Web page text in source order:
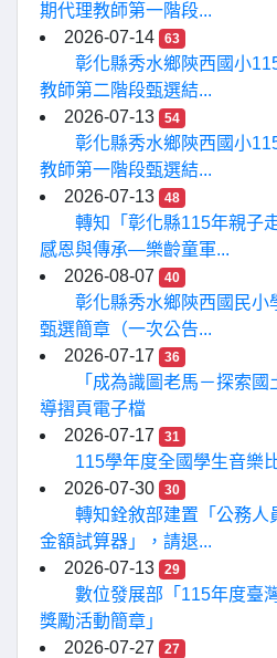
期代理教師第一階段...
2026-07-14
63
彰化縣秀水鄉陝西國小
教師第二階段甄選結...
2026-07-13
54
彰化縣秀水鄉陝西國小
教師第一階段甄選結...
2026-07-13
48
轉知「彰化縣115年親子
感恩與傳承—樂齡童軍...
2026-08-07
40
彰化縣秀水鄉陝西國民小
甄選簡章（一次公告...
2026-07-17
36
「成為識圖老馬－探索
導摺頁電子檔
2026-07-17
31
115學年度全國學生音樂
2026-07-30
30
轉知銓敘部建置「公務人
金額試算器」，請退...
2026-07-13
29
數位發展部「115年度臺
獎勵活動簡章」
2026-07-27
27